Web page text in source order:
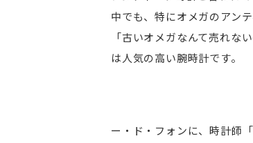
中でも、特にオメガのアン
「古いオメガなんて売れな
は人気の高い腕時計です。
ー・ド・フォンに、時計師